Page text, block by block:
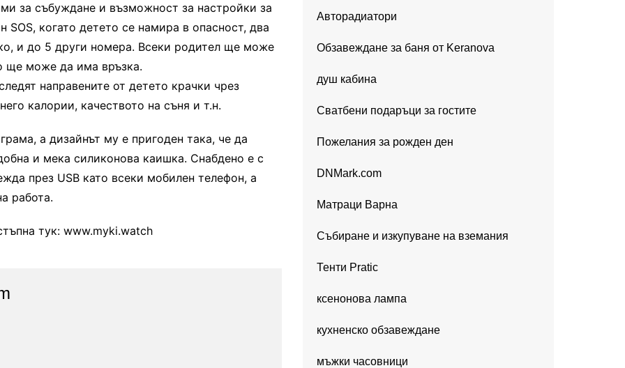
за събуждане и възможност за настройки за
когато детето се намира в опасност, два
и до 5 други номера. Всеки родител ще може
ще може да има връзка.
направените от детето крачки чрез
калории, качеството на съня и т.н.
а дизайнът му е пригоден така, че да
и мека силиконова каишка. Снабдено е с
през USB като всеки мобилен телефон, а
работа.
тук: www.myki.watch
Авторадиатори
Обзавеждане за баня от Keranova
душ кабина
Сватбени подаръци за гостите
Пожелания за рожден ден
DNMark.com
Матраци Варна
Събиране и изкупуване на вземания
Тенти Pratic
ксенонова лампа
кухненско обзавеждане
мъжки часовници